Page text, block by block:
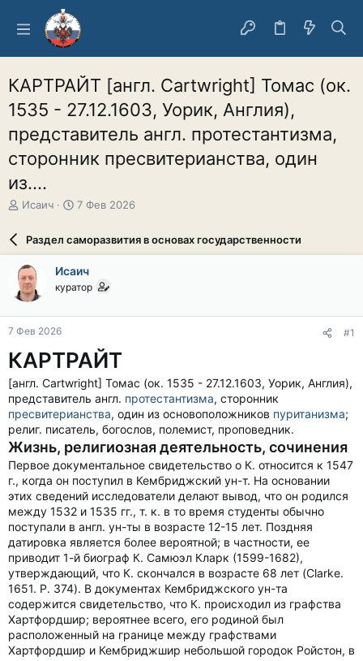
КАРТРАЙТ [англ. Cartwright] Томас (ок.
1535 - 27.12.1603, Уорик, Англия),
представитель англ. протестантизма,
сторонник пресвитерианства, один
из....
А
о
р
т
е
м
ы
Исаич
Д
а
а
ч
л
7 Фев 2026
Раздел саморазвития в основах государственности
Исаич
куратор
7 Фев 2026 #1
КАРТРАЙТ
[англ. Cartwright] Томас (ок. 1535 - 27.12.1603, Уорик, Англия),
представитель англ. протестантизма, сторонник
пресвитерианства, один из основоположников пуританизма;
религ. писатель, богослов, полемист, проповедник.
Жизнь, религиозная деятельность, сочинения
Первое документальное свидетельство о К. относится к 1547
г., когда он поступил в Кембриджский ун-т. На основании
этих сведений исследователи делают вывод, что он родился
между 1532 и 1535 гг., т. к. в то время студенты обычно
поступали в англ. ун-ты в возрасте 12-15 лет. Поздняя
датировка является более вероятной; в частности, ее
приводит 1-й биограф К. Самюэл Кларк (1599-1682),
утверждающий, что К. скончался в возрасте 68 лет (Clarke.
1651. P. 374). В документах Кембриджского ун-та
содержится свидетельство, что К. происходил из графства
Хартфордшир; вероятнее всего, его родиной был
расположенный на границе между графствами
Хартфордшир и Кембриджшир небольшой городок Ройстон, в